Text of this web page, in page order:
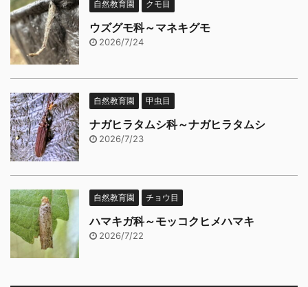
自然教育園 クモ目
ウズグモ科～マネキグモ
2026/7/24
自然教育園 甲虫目
ナガヒラタムシ科～ナガヒラタムシ
2026/7/23
自然教育園 チョウ目
ハマキガ科～モッコクヒメハマキ
2026/7/22